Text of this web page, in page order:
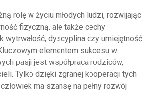
rolę w życiu młodych ludzi, rozwijając
fizyczną, ale także cechy
wytrwałość, dyscyplina czy umiejętność
elementem sukcesu w
pasji jest współpraca rodziców,
Tylko dzięki zgranej kooperacji tych
ma szansę na pełny rozwój